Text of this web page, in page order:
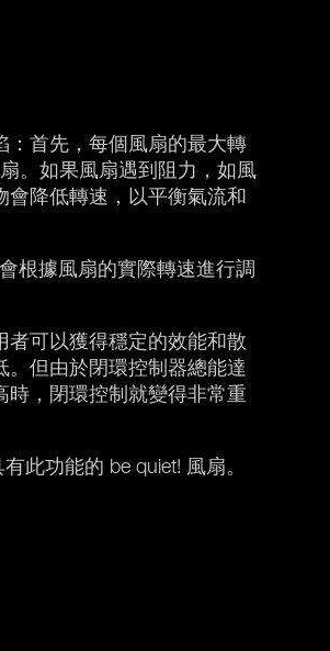
：首先，每個風扇的最大轉
。如果風扇遇到阻力，如風
降低轉速，以平衡氣流和
根據風扇的實際轉速進行調
可以獲得穩定的效能和散
但由於閉環控制器總能達
，閉環控制就變得非常重
此功能的 be quiet! 風扇。